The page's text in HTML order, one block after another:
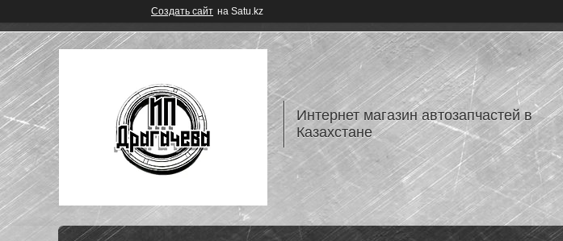
Создать сайт на Satu.kz
Интернет магазин автозапчастей в
Казахстане